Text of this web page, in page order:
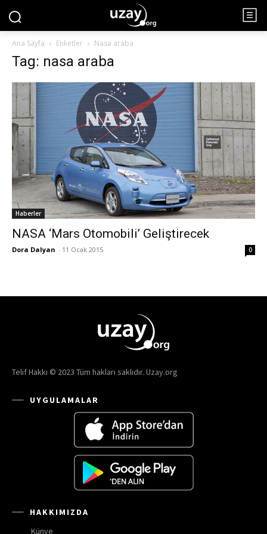
Ana Sayfa Etiketler Nasa araba
Tag: nasa araba
Haberler
NASA ‘Mars Otomobili’ Geliştirecek
Dora Dalyan - 11 Ocak 2015 0
Telif Hakkı © 2023 Tüm hakları saklıdır. Uzay.org
UYGULAMALAR
HAKKIMIZDA
Künye